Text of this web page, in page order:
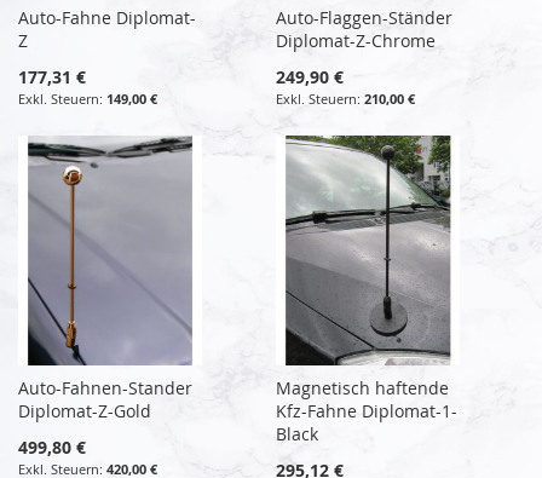
Auto-Fahne Diplomat-
Z
177,31 €
149,00 €
Auto-Flaggen-Ständer
Diplomat-Z-Chrome
249,90 €
210,00 €
Auto-Fahnen-Stander
Diplomat-Z-Gold
499,80 €
420,00 €
Magnetisch haftende
Kfz-Fahne Diplomat-1-
Black
295,12 €